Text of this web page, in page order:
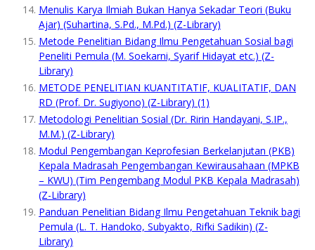
Menulis Karya Ilmiah Bukan Hanya Sekadar Teori (Buku
Ajar) (Suhartina, S.Pd., M.Pd.) (Z-Library)
Metode Penelitian Bidang Ilmu Pengetahuan Sosial bagi
Peneliti Pemula (M. Soekarni, Syarif Hidayat etc.) (Z-
Library)
METODE PENELITIAN KUANTITATIF, KUALITATIF, DAN
RD (Prof. Dr. Sugiyono) (Z-Library) (1)
Metodologi Penelitian Sosial (Dr. Ririn Handayani, S.IP.,
M.M.) (Z-Library)
Modul Pengembangan Keprofesian Berkelanjutan (PKB)
Kepala Madrasah Pengembangan Kewirausahaan (MPKB
– KWU) (Tim Pengembang Modul PKB Kepala Madrasah)
(Z-Library)
Panduan Penelitian Bidang Ilmu Pengetahuan Teknik bagi
Pemula (L. T. Handoko, Subyakto, Rifki Sadikin) (Z-
Library)